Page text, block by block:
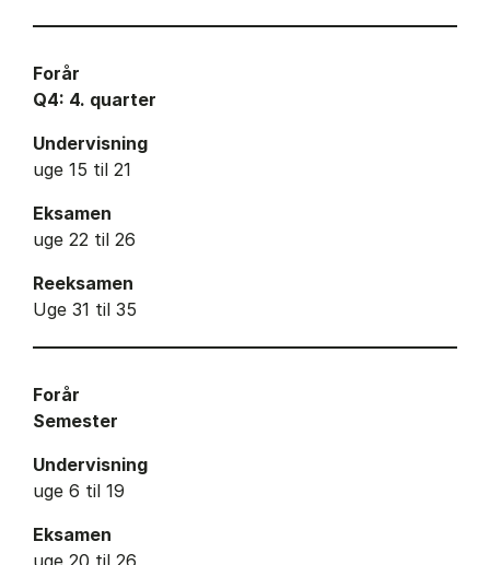
Forår
Q4: 4. quarter
Undervisning
uge 15 til 21
Eksamen
uge 22 til 26
Reeksamen
Uge 31 til 35
Forår
Semester
Undervisning
uge 6 til 19
Eksamen
uge 20 til 26